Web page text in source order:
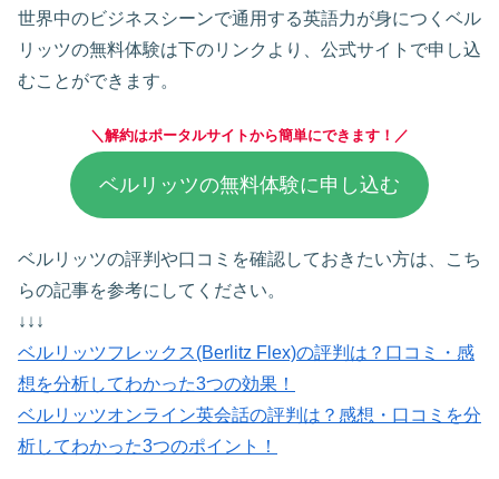
世界中のビジネスシーンで通用する英語力が身につくベル
リッツの無料体験は下のリンクより、公式サイトで申し込
むことができます。
＼解約はポータルサイトから簡単にできます！／
ベルリッツの無料体験に申し込む
ベルリッツの評判や口コミを確認しておきたい方は、こち
らの記事を参考にしてください。
↓↓↓
ベルリッツフレックス(Berlitz Flex)の評判は？口コミ・感
想を分析してわかった3つの効果！
ベルリッツオンライン英会話の評判は？感想・口コミを分
析してわかった3つのポイント！